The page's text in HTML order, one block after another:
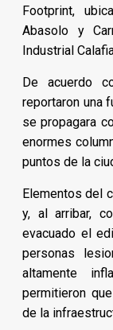
Footprint,
Abasolo y
Industrial
De acuerdo
reportaron una
se propagara
enormes
puntos de la
Elementos del
y, al arribar,
evacuado el
personas
altamente
permitieron
de la